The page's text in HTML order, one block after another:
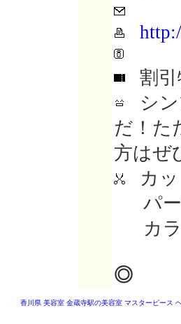
割引
シン
だ！た
方はぜ
カ
パー
カラ
◎
香川県 美容室 金蔵寺駅の美容室 マスターピース